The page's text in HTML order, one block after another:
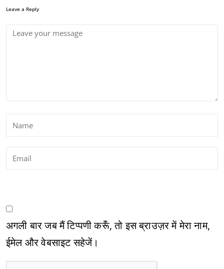
Leave a Reply
अगली बार जब मैं टिप्पणी करूँ, तो इस ब्राउज़र में मेरा नाम,
ईमेल और वेबसाइट सहेजें।